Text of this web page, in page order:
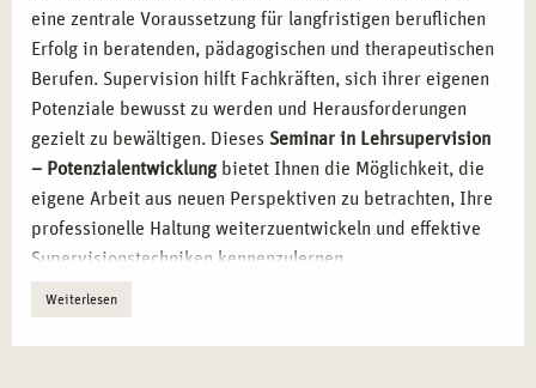
eine zentrale Voraussetzung für langfristigen beruflichen
Erfolg in beratenden, pädagogischen und therapeutischen
Berufen. Supervision hilft Fachkräften, sich ihrer eigenen
Potenziale bewusst zu werden und Herausforderungen
gezielt zu bewältigen. Dieses Seminar in Lehrsupervision
– Potenzialentwicklungbietet Ihnen die Möglichkeit, die
eigene Arbeit aus neuen Perspektiven zu betrachten, Ihre
professionelle Haltung weiterzuentwickeln und effektive
Supervisionstechniken kennenzulernen.
Weiterlesen